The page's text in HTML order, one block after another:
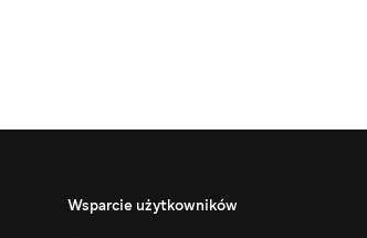
Wsparcie użytkowników